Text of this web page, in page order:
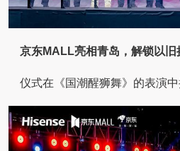
京东MALL亮相青岛，解锁以旧
仪式在《国潮醒狮舞》的表演中